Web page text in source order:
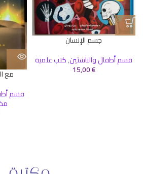
جسم الإنسان
قسم أطفال والناشئين,كتب علمية
15,00€
مع
قسم